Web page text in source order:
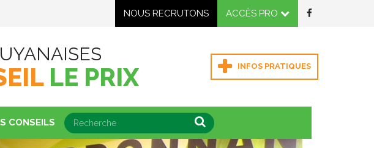
NOUS RECRUTONS ACCÈS PRO
LE PRIX INFOS PRATIQUES
CONSEILS